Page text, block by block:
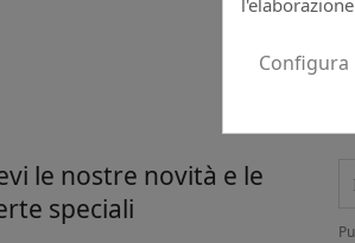
le nostre novità e le
speciali
Configura